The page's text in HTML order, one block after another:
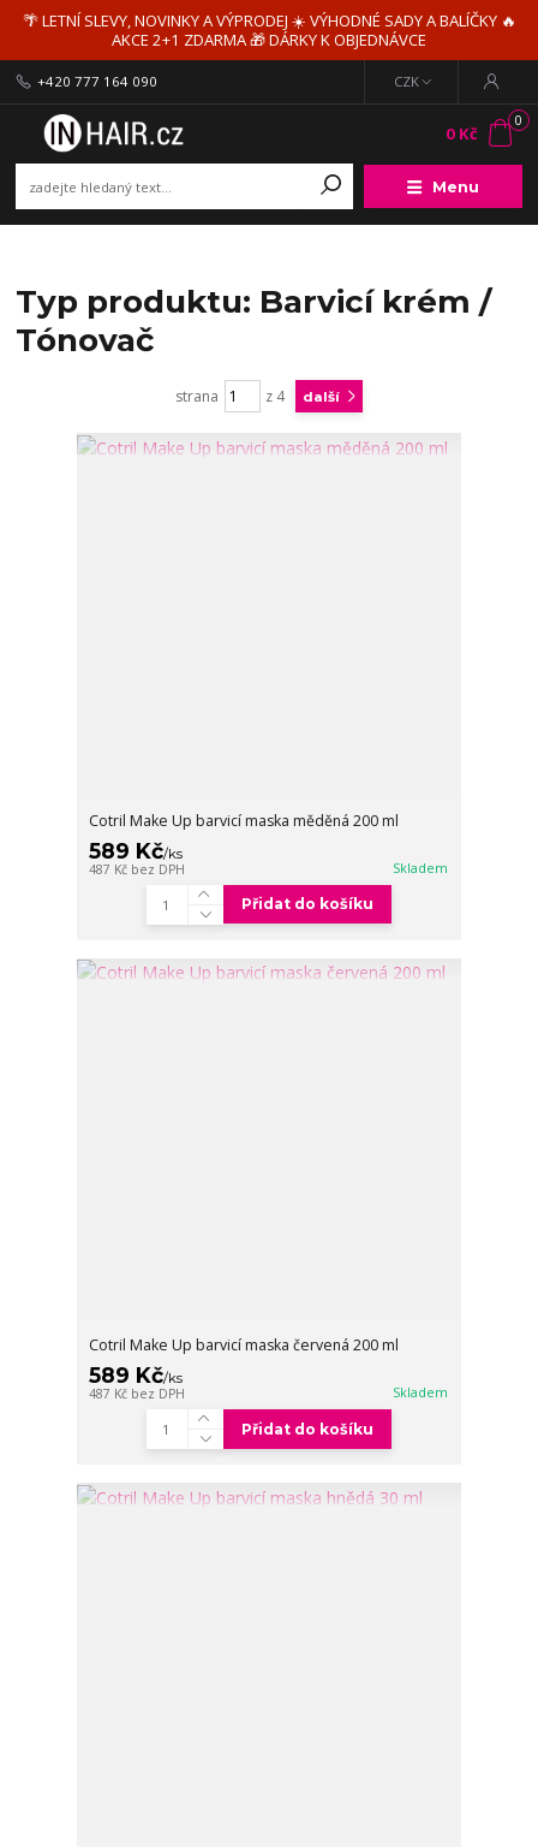
🌴 LETNÍ SLEVY, NOVINKY A VÝPRODEJ ☀️ VÝHODNÉ SADY A BALÍČKY 🔥
AKCE 2+1 ZDARMA 🎁 DÁRKY K OBJEDNÁVCE
Menu
CZK
+420 777 164 090
0
0 Kč
Typ produktu: Barvicí krém /
Tónovač
strana z 4 další
Cotril Make Up barvicí maska měděná 200 ml
589 Kč/ks
487 Kč bez DPH Skladem
Přidat do košíku
Cotril Make Up barvicí maska červená 200 ml
589 Kč/ks
487 Kč bez DPH Skladem
Přidat do košíku